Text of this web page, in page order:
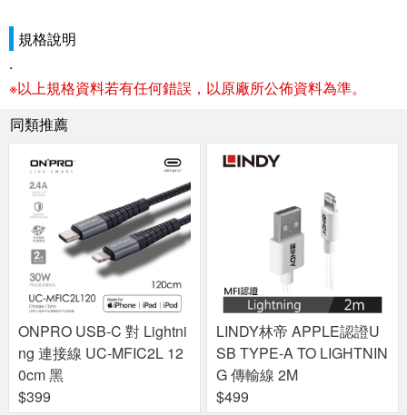
規格說明
.
※以上規格資料若有任何錯誤，以原廠所公佈資料為準。
同類推薦
ONPRO USB-C 對 Lightni
ng 連接線 UC-MFIC2L 12
0cm 黑
$399
LINDY林帝 APPLE認證U
SB TYPE-A TO LIGHTNIN
G 傳輸線 2M
$499